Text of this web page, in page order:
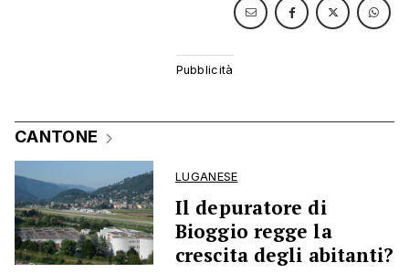
CANTONE
LUGANESE
Il depuratore di
Bioggio regge la
crescita degli abitanti?